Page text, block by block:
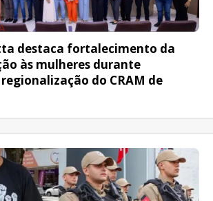
destaca fortalecimento da
às mulheres durante
do CRAM de